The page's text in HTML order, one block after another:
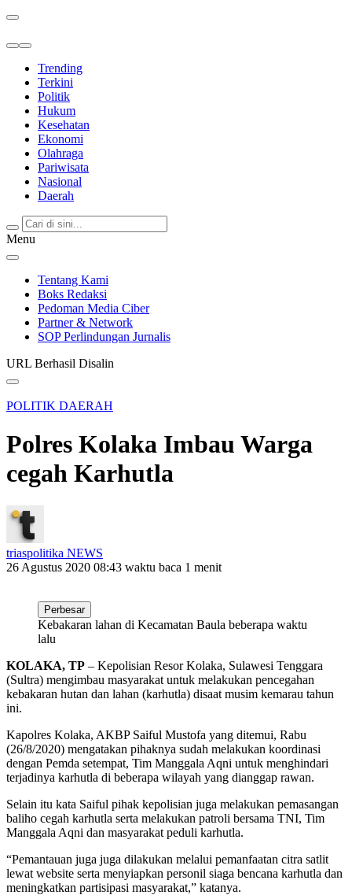
Trending
Terkini
Politik
Hukum
Kesehatan
Ekonomi
Olahraga
Pariwisata
Nasional
Daerah
Menu
Tentang Kami
Boks Redaksi
Pedoman Media Ciber
Partner & Network
SOP Perlindungan Jurnalis
URL Berhasil Disalin
POLITIK DAERAH
Polres Kolaka Imbau Warga
cegah Karhutla
triaspolitika NEWS
26 Agustus 2020 08:43 waktu baca 1 menit
Perbesar
Kebakaran lahan di Kecamatan Baula beberapa waktu
lalu
KOLAKA, TP – Kepolisian Resor Kolaka, Sulawesi Tenggara
(Sultra) mengimbau masyarakat untuk melakukan pencegahan
kebakaran hutan dan lahan (karhutla) disaat musim kemarau tahun
ini.
Kapolres Kolaka, AKBP Saiful Mustofa yang ditemui, Rabu
(26/8/2020) mengatakan pihaknya sudah melakukan koordinasi
dengan Pemda setempat, Tim Manggala Aqni untuk menghindari
terjadinya karhutla di beberapa wilayah yang dianggap rawan.
Selain itu kata Saiful pihak kepolisian juga melakukan pemasangan
baliho cegah karhutla serta melakukan patroli bersama TNI, Tim
Manggala Aqni dan masyarakat peduli karhutla.
“Pemantauan juga juga dilakukan melalui pemanfaatan citra satlit
lewat website serta menyiapkan personil siaga bencana karhutla dan
meningkatkan partisipasi masyarakat,” katanya.